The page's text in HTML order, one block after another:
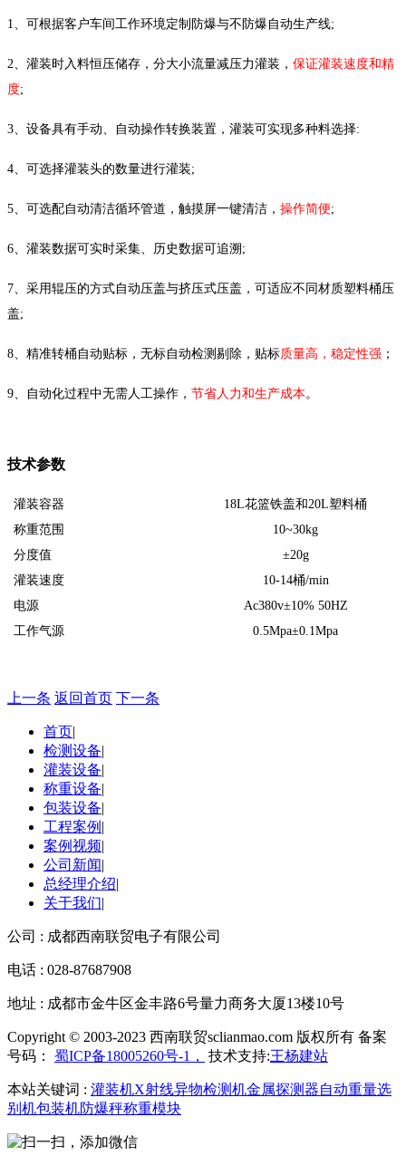
1、可根据客户车间工作环境定制防爆与不防爆自动生产线;
2、灌装时入料恒压储存，分大小流量减压力灌装， 保证灌装速度和精
度;
3、设备具有手动、自动操作转换装置，灌装可实现多种料选择:
4、可选择灌装头的数量进行灌装;
5、可选配自动清洁循环管道，触摸屏一键清洁， 操作简便;
6、灌装数据可实时采集、历史数据可追溯;
7、采用辊压的方式自动压盖与挤压式压盖，可适应不同材质塑料桶压
盖;
8、精准转桶自动贴标，无标自动检测剔除，贴标质量高，稳定性强 ；
9、自动化过程中无需人工操作， 节省人力和生产成本 。
技术参数
灌装容器
18L花篮铁盖和20L塑料桶
称重范围
10~30kg
分度值
±20g
灌装速度
10-14桶/min
电源
Ac380v±10% 50HZ
工作气源
0.5Mpa±0.1Mpa
上一条 返回首页 下一条
首页|
检测设备|
灌装设备|
称重设备|
包装设备|
工程案例 |
案例视频|
公司新闻|
总经理介绍|
关于我们|
公司 : 成都西南联贸电子有限公司
电话 : 028-87687908
地址 : 成都市金牛区金丰路6号量力商务大厦13楼10号
Copyright © 2003-2023 西南联贸sclianmao.com 版权所有 备案
号码： 蜀ICP备18005260号-1， 技术支持:王杨建站
本站关键词 : 灌装机X射线异物检测机金属探测器自动重量选
别机包装机防爆秤称重模块